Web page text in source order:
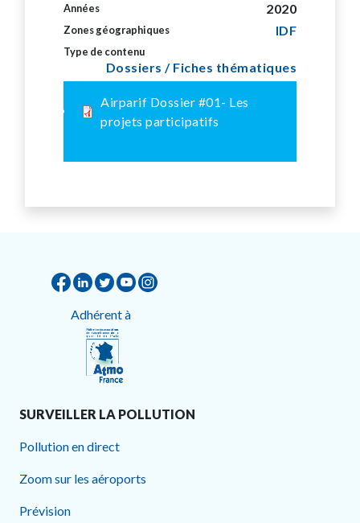
Années 2020
Zones géographiques IDF
Type de contenu
Dossiers / Fiches thématiques
Airparif Dossier #01- Les
projets participatifs
Adhérent à
SURVEILLER LA POLLUTION
Pollution en direct
Zoom sur les aéroports
Prévision